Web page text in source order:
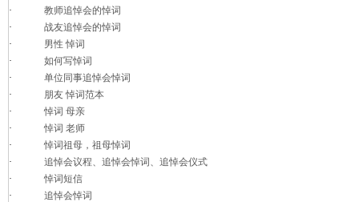
·
教师追悼会的悼词
·
战友追悼会的悼词
·
男性 悼词
·
如何写悼词
·
单位同事追悼会悼词
·
朋友 悼词范本
·
悼词 母亲
·
悼词 老师
·
悼词祖母，祖母悼词
·
追悼会议程、追悼会悼词、追悼会仪式
·
悼词短信
·
追悼会悼词